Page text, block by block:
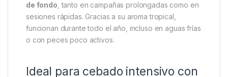
piña que los convierte en un imán para las carpas.
¡Nutre, atrae y retén a las carpas por más tiempo
aminoácidos y huevos frescos, lo que proporciona